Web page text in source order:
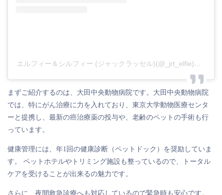
エルフィー＆シルフィー (ジャックラッセル)(@_jrt_elfie)がシェアした投稿
まずご紹介するのは、大田中央動物病院です。大田中央動物病院
では、特にがん治療に力を入れており、東京大学動物医療センタ
ーと提携し、最新の癌治療薬の投与や、老齢のペットの手術も行
っています。
健康管理には、年1回の健康診断（ペットドック）を奨励していま
す。 ペットホテルやトリミング施設も整っているので、トータル
ケアを受けることが出来るの魅力です。
さらに、夜間救急診療へも対応しているので緊急時も安心です。